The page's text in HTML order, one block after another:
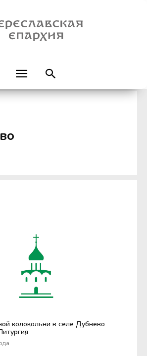
колокольни в селе Дубнево